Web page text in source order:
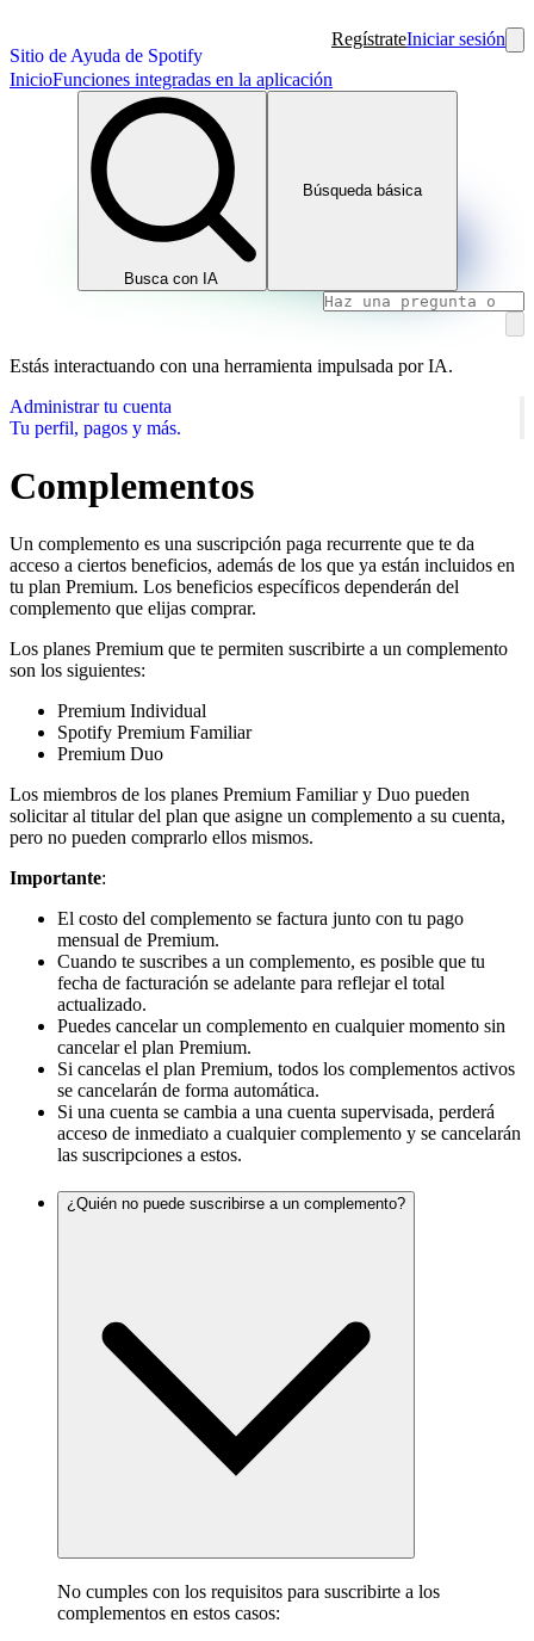
Sitio de Ayuda de Spotify
RegístrateIniciar sesión
InicioFunciones integradas en la aplicación
Busca con IA
Búsqueda básica
Estás interactuando con una herramienta impulsada por IA.
Administrar tu cuenta
Tu perfil, pagos y más.
Complementos
Un complemento es una suscripción paga recurrente que te da
acceso a ciertos beneficios, además de los que ya están incluidos en
tu plan Premium. Los beneficios específicos dependerán del
complemento que elijas comprar.
Los planes Premium que te permiten suscribirte a un complemento
son los siguientes:
Premium Individual
Spotify Premium Familiar
Premium Duo
Los miembros de los planes Premium Familiar y Duo pueden
solicitar al titular del plan que asigne un complemento a su cuenta,
pero no pueden comprarlo ellos mismos.
Importante:
El costo del complemento se factura junto con tu pago
mensual de Premium.
Cuando te suscribes a un complemento, es posible que tu
fecha de facturación se adelante para reflejar el total
actualizado.
Puedes cancelar un complemento en cualquier momento sin
cancelar el plan Premium.
Si cancelas el plan Premium, todos los complementos activos
se cancelarán de forma automática.
Si una cuenta se cambia a una cuenta supervisada, perderá
acceso de inmediato a cualquier complemento y se cancelarán
las suscripciones a estos.
¿Quién no puede suscribirse a un complemento?
No cumples con los requisitos para suscribirte a los
complementos en estos casos: